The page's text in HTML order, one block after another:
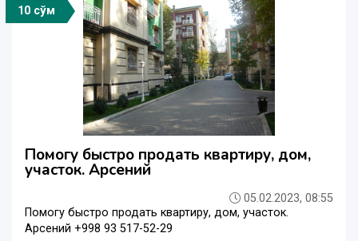
10 сўм
Помогу быстро продать квартиру, дом,
участок. Арсений
05.02.2023, 08:55
Помогу быстро продать квартиру, дом, участок.
Арсений +998 93 517-52-29